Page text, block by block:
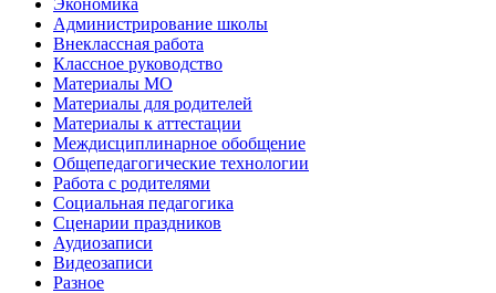
Администрирование школы
Внеклассная работа
Классное руководство
Материалы МО
Материалы для родителей
Материалы к аттестации
Междисциплинарное обобщение
Общепедагогические технологии
Работа с родителями
Социальная педагогика
Сценарии праздников
Аудиозаписи
Видеозаписи
Разное